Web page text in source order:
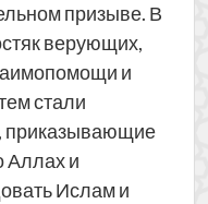
призыве. В
верующих,
и
стали
приказывающие
Аллах и
Ислам и